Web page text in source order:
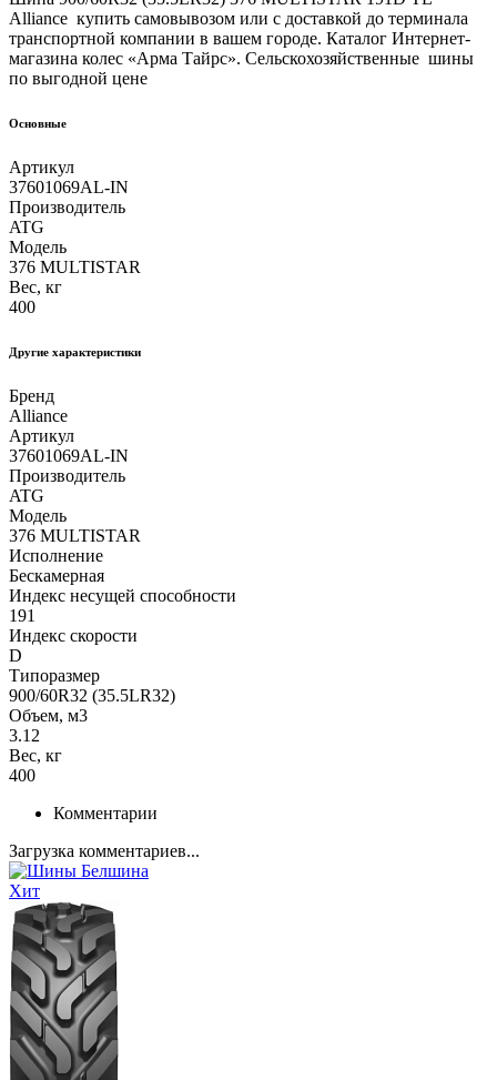
Alliance купить самовывозом или с доставкой до терминала
транспортной компании в вашем городе. Каталог Интернет-
магазина колес «Арма Тайрс». Сельскохозяйственные шины
по выгодной цене
Основные
Артикул
37601069AL-IN
Производитель
ATG
Модель
376 MULTISTAR
Вес, кг
400
Другие xарактеристики
Бренд
Alliance
Артикул
37601069AL-IN
Производитель
ATG
Модель
376 MULTISTAR
Исполнение
Бескамерная
Индекс несущей способности
191
Индекс скорости
D
Типоразмер
900/60R32 (35.5LR32)
Объем, м3
3.12
Вес, кг
400
Комментарии
Загрузка комментариев...
Хит